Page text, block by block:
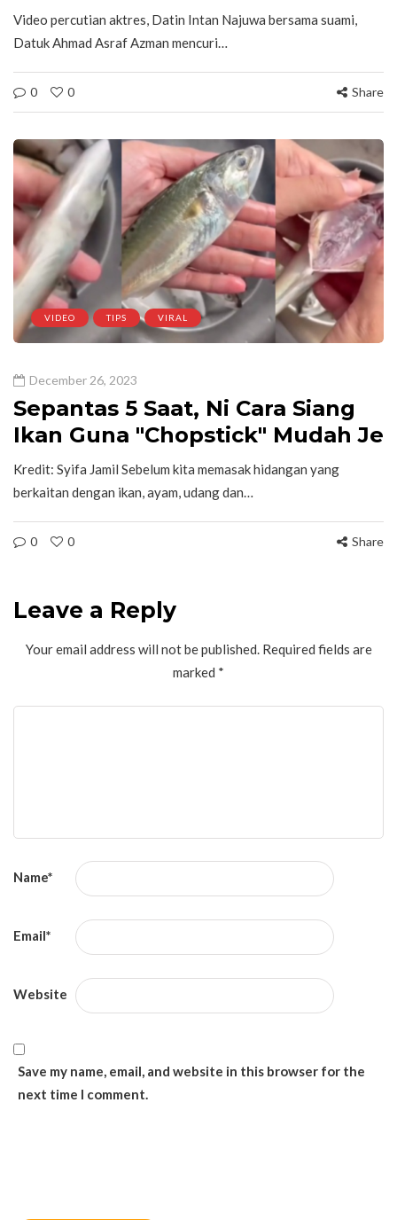
Video percutian aktres, Datin Intan Najuwa bersama suami,
Datuk Ahmad Asraf Azman mencuri…
0 0 Share
VIDEO TIPS VIRAL
December 26, 2023
Sepantas 5 Saat, Ni Cara Siang
Ikan Guna "Chopstick" Mudah Je
Kredit: Syifa Jamil Sebelum kita memasak hidangan yang
berkaitan dengan ikan, ayam, udang dan…
0 0 Share
Leave a Reply
Your email address will not be published. Required fields are
marked *
Name*
Email*
Website
Save my name, email, and website in this browser for the
next time I comment.